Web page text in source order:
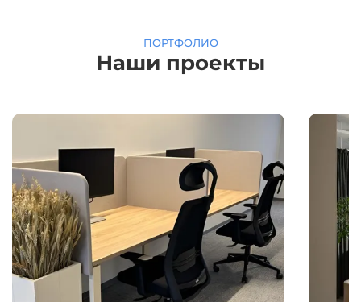
ПОРТФОЛИО
Наши проекты